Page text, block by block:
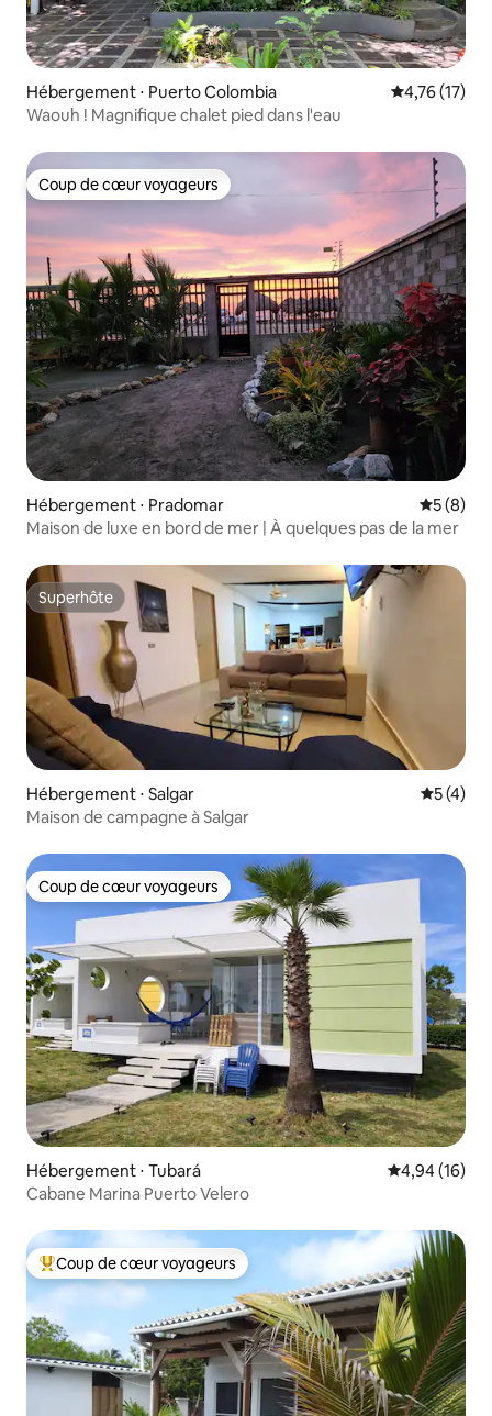
Hébergement ⋅ Puerto Colombia Évaluation
4,76 (17)
Waouh ! Magnifique chalet pied dans l'eau
Coup de cœur voyageurs
Coup de cœur voyageurs
Hébergement ⋅ Pradomar
5 (8)
Maison de luxe en bord de mer | À quelques pas de la mer
Superhôte
Superhôte
Hébergement ⋅ Salgar
5 (4)
Maison de campagne à Salgar
Coup de cœur voyageurs
Coup de cœur voyageurs
Hébergement ⋅ Tubará Évaluation
4,94 (16)
Cabane Marina Puerto Velero
Coups de cœur voyageurs les plus appréciés
Coup de cœur voyageurs